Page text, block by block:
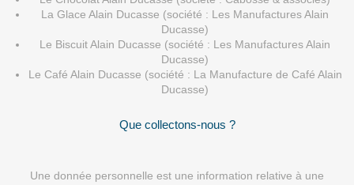
La Glace Alain Ducasse (société : Les Manufactures Alain
Ducasse)
Le Biscuit Alain Ducasse (société : Les Manufactures Alain
Ducasse)
Le Café Alain Ducasse (société : La Manufacture de Café Alain
Ducasse)
Que collectons-nous ?
Une donnée personnelle est une information relative à une